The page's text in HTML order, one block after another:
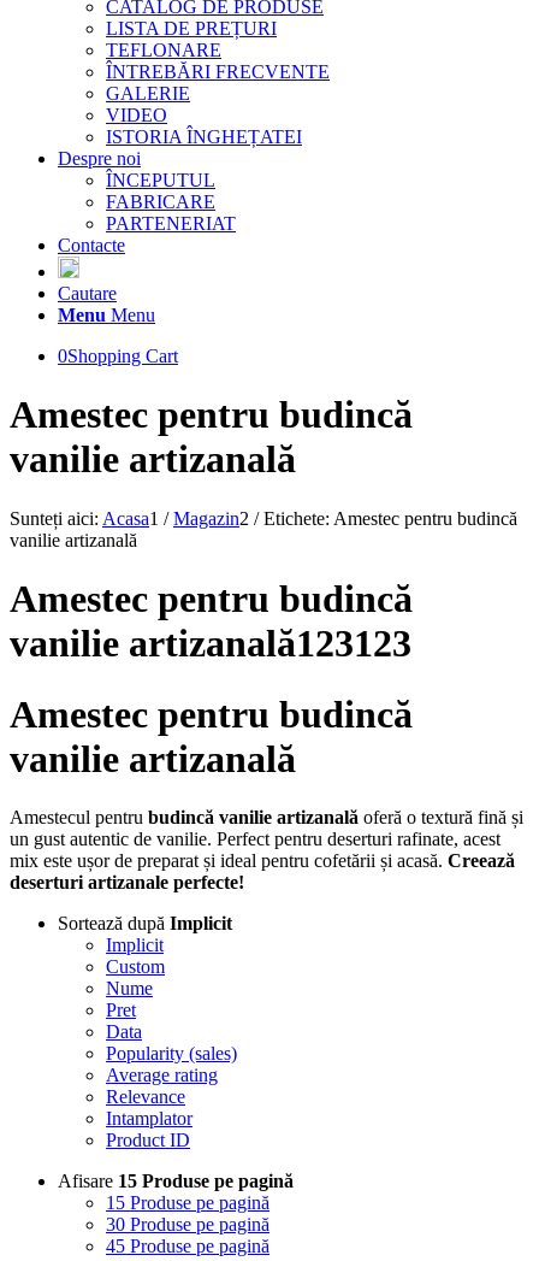
CATALOG DE PRODUSE
LISTA DE PREȚURI
TEFLONARE
ÎNTREBĂRI FRECVENTE
GALERIE
VIDEO
ISTORIA ÎNGHEȚATEI
Despre noi
ÎNCEPUTUL
FABRICARE
PARTENERIAT
Contacte
Cautare
Menu Menu
0Shopping Cart
Amestec pentru budincă
vanilie artizanală
Sunteți aici: Acasa1 / Magazin2 / Etichete: Amestec pentru budincă
vanilie artizanală
Amestec pentru budincă
vanilie artizanală123123
Amestec pentru budincă
vanilie artizanală
Amestecul pentru budincă vanilie artizanală oferă o textură fină și
un gust autentic de vanilie. Perfect pentru deserturi rafinate, acest
mix este ușor de preparat și ideal pentru cofetării și acasă. Creează
deserturi artizanale perfecte!
Sortează după Implicit
Implicit
Custom
Nume
Pret
Data
Popularity (sales)
Average rating
Relevance
Intamplator
Product ID
Afisare 15 Produse pe pagină
15 Produse pe pagină
30 Produse pe pagină
45 Produse pe pagină